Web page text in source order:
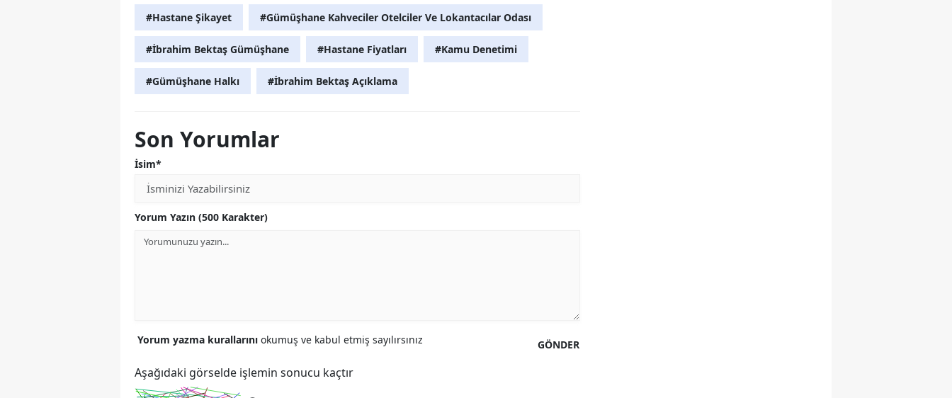
Tokat
Trabzon
#Hastane Şikayet #Gümüşhane Kahveciler Otelciler Ve Lokantacılar Odası
#İbrahim Bektaş Gümüşhane #Hastane Fiyatları #Kamu Denetimi
#Gümüşhane Halkı #İbrahim Bektaş Açıklama
Son Yorumlar
İsim*
Yorum Yazın (500 Karakter)
GÖNDER
Yorum yazma kurallarını okumuş ve kabul etmiş sayılırsınız
Aşağıdaki görselde işlemin sonucu kaçtır